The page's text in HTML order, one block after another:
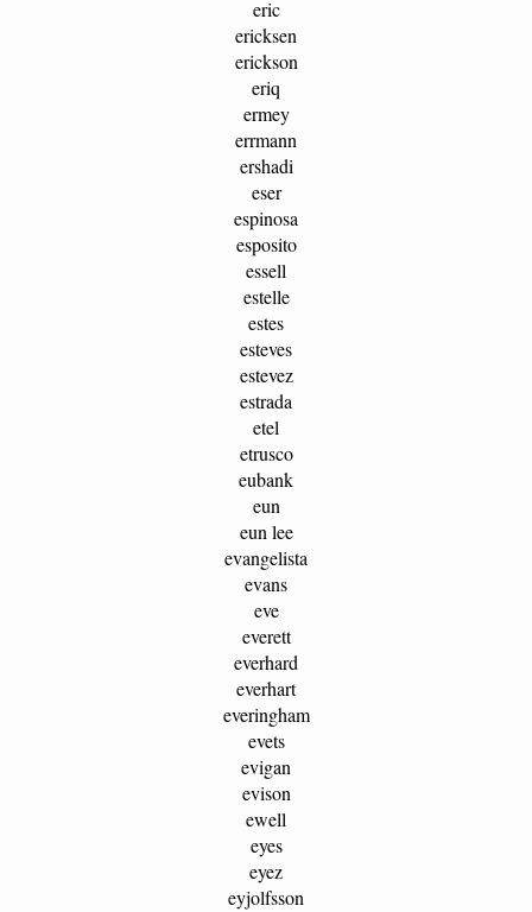
eric
ericksen
erickson
eriq
ermey
errmann
ershadi
eser
espinosa
esposito
essell
estelle
estes
esteves
estevez
estrada
etel
etrusco
eubank
eun
eun lee
evangelista
evans
eve
everett
everhard
everhart
everingham
evets
evigan
evison
ewell
eyes
eyez
eyjolfsson